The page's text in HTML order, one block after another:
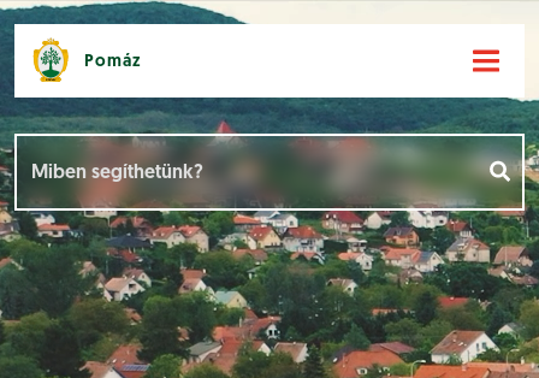
Pomáz
Események []
Dokumentumok [ ]